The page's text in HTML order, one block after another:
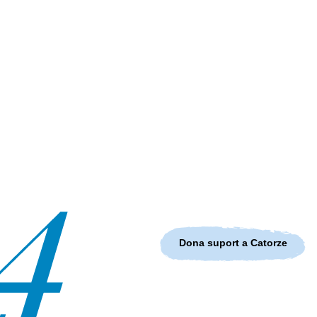
Dona suport a Catorze